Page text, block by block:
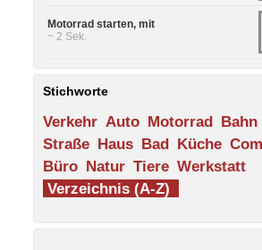
Motorrad starten, mit
~ 2 Sek.
Stichworte
Verkehr Auto Motorrad Bahn
Straße Haus Bad Küche
Büro Natur Tiere Werkstatt
Verzeichnis (A-Z)